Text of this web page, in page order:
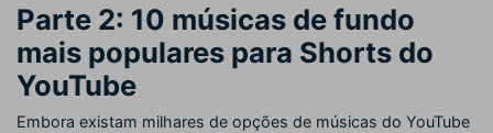
Parte 2: 10 músicas de fundo
mais populares para Shorts do
YouTube
Embora existam milhares de opções de músicas do YouTube